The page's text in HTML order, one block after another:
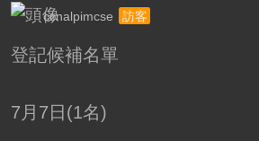
ccnalpimcse 訪客
登記候補名單
7月7日(1名)